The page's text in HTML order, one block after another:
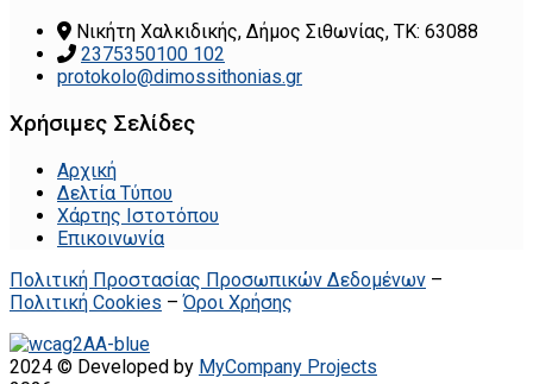
Νικήτη Χαλκιδικής, Δήμος Σιθωνίας, ΤΚ: 63088
2375350100 102
protokolo@dimossithonias.gr
Χρήσιμες Σελίδες
Αρχική
Δελτία Τύπου
Χάρτης Ιστοτόπου
Επικοινωνία
Πολιτική Προστασίας Προσωπικών Δεδομένων –
Πολιτική Cookies –Όροι Χρήσης
2024 © Developed by MyCompany Projects